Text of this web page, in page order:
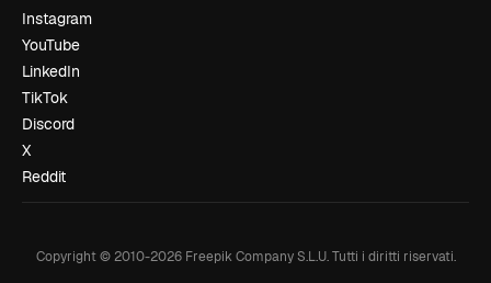
Instagram
YouTube
LinkedIn
TikTok
Discord
X
Reddit
Copyright © 2010-2026Freepik Company S.L.U. Tutti i diritti riservati.